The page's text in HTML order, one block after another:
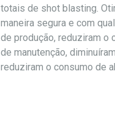
totais de shot blasting.
maneira segura e com
de produção, reduziram o
de manutenção,
reduziram o consumo de